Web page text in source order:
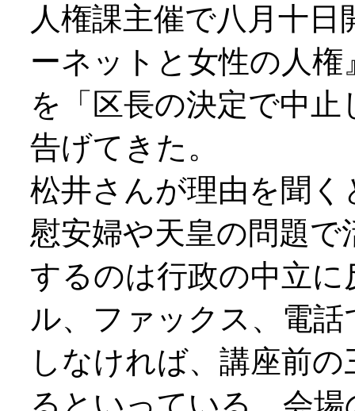
人権課主催で八月十
ーネットと女性の人
を「区長の決定で中
告げてきた。
松井さんが理由を聞
慰安婦や天皇の問題
するのは行政の中立
ル、ファックス、電
しなければ、講座前
るといっている。会